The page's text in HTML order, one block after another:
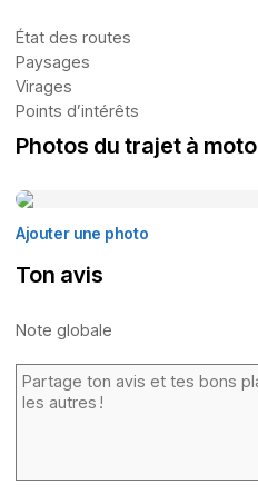
État des routes
Paysages
Virages
Points d’intérêts
Photos du trajet à moto
Ajouter une photo
Ton avis
Note globale